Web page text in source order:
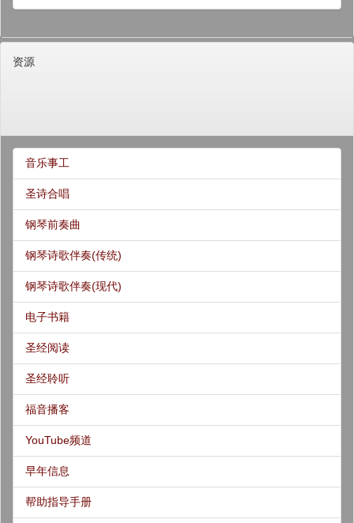
资源
音乐事工
圣诗合唱
钢琴前奏曲
钢琴诗歌伴奏(传统)
钢琴诗歌伴奏(现代)
电子书籍
圣经阅读
圣经聆听
福音播客
YouTube频道
早年信息
帮助指导手册